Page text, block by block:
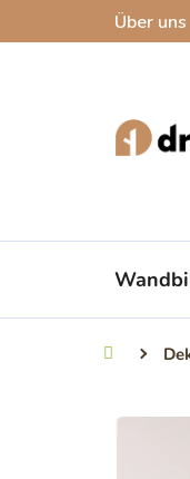
Über uns
Startseite